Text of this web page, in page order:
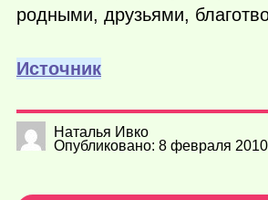
родными, друзьями,
Источник
Наталья Ивко
Опубликовано: 8 февраля 2010